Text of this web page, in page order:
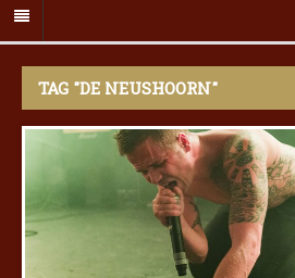
TAG "DE NEUSHOORN"